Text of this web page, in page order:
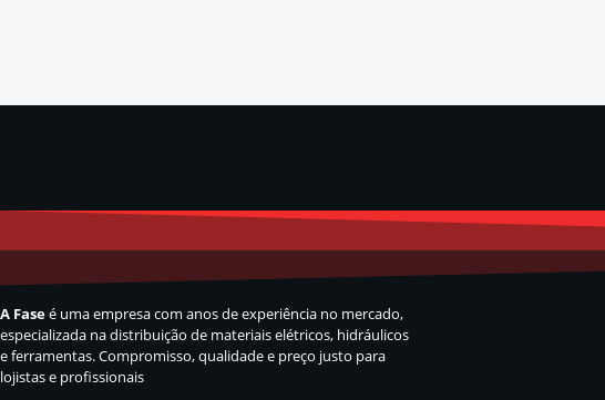
A Faseé uma empresa com anos de experiência no mercado,
especializada na distribuição de materiais elétricos, hidráulicos
e ferramentas. Compromisso, qualidade e preço justo para
lojistas e profissionais